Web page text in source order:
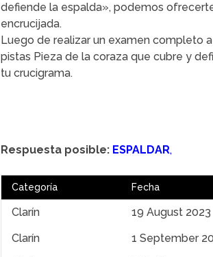
defiende la espalda», podemos
encrucijada.
Luego de realizar un examen completo
pistas Pieza de la coraza que cubre y
tu crucigrama.
Respuesta posible: ESPALDAR,
Categoría Fecha
Clarín 19 August 2023
Clarín
1 September